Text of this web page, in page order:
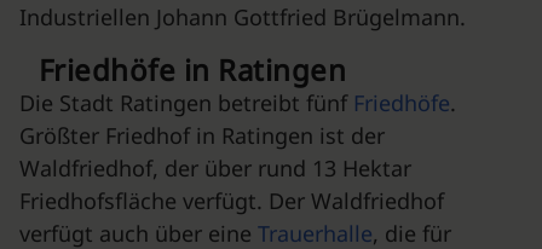
Industriellen Johann Gottfried Brügelmann.
Friedhöfe in Ratingen
Die Stadt Ratingen betreibt fünf Friedhöfe.
Größter Friedhof in Ratingen ist der
Waldfriedhof, der über rund 13 Hektar
Friedhofsfläche verfügt. Der Waldfriedhof
verfügt auch über eine Trauerhalle, die für